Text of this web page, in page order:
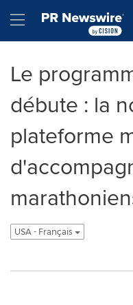
Hamburger menu
Le
débute : la
plateforme
USA - Français